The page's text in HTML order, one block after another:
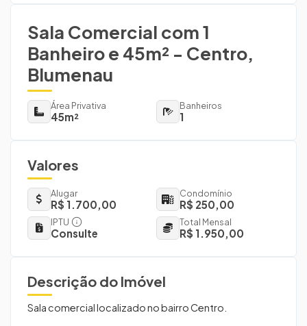
Sala Comercial com 1
Banheiro e 45m² - Centro,
Blumenau
Área Privativa
45m²
Banheiros
1
Valores
Alugar
R$ 1.700,00
Condomínio
R$ 250,00
IPTU
Consulte
Total Mensal
R$ 1.950,00
Descrição do Imóvel
Sala comercial localizado no bairro Centro.